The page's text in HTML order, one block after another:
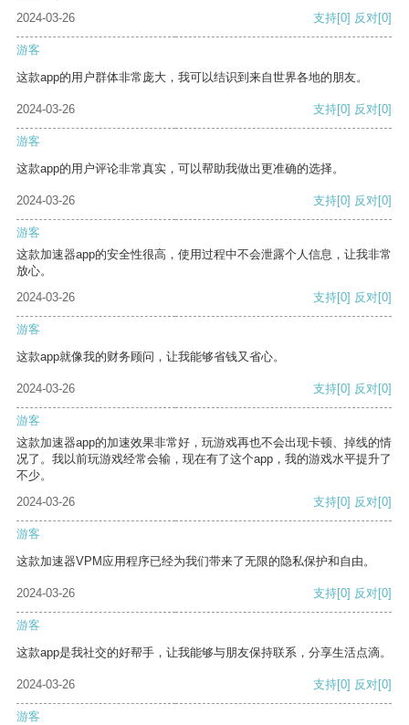
2024-03-26
支持[0] 反对[0]
游客
这款app的用户群体非常庞大，我可以结识到来自世界各地的朋友。
2024-03-26 支持[0] 反对[0]
游客
这款app的用户评论非常真实，可以帮助我做出更准确的选择。
2024-03-26 支持[0] 反对[0]
游客
这款加速器app的安全性很高，使用过程中不会泄露个人信息，让我非常
放心。
2024-03-26
支持[0] 反对[0]
游客
这款app就像我的财务顾问，让我能够省钱又省心。
2024-03-26 支持[0] 反对[0]
游客
这款加速器app的加速效果非常好，玩游戏再也不会出现卡顿、掉线的情
况了。我以前玩游戏经常会输，现在有了这个app，我的游戏水平提升了
不少。
2024-03-26
支持[0] 反对[0]
游客
这款加速器VPM应用程序已经为我们带来了无限的隐私保护和自由。
2024-03-26 支持[0] 反对[0]
游客
这款app是我社交的好帮手，让我能够与朋友保持联系，分享生活点滴。
2024-03-26 支持[0] 反对[0]
游客